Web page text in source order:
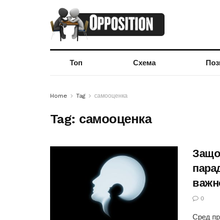
Топ Схема
Home Tag самооценка
Tag: самооценка
Защо
0
Сред